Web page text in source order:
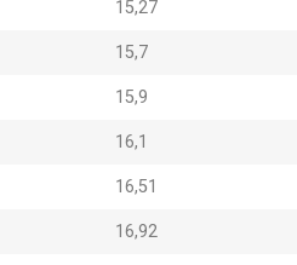
15,27
15,7
15,9
16,1
16,51
16,92